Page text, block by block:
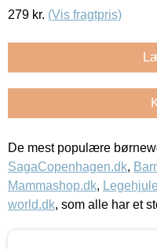
279 kr. (Vis fragtpris)
De mest populære
SagaCopenhagen.dk,
Mammashop.dk,
world.dk, som alle har et